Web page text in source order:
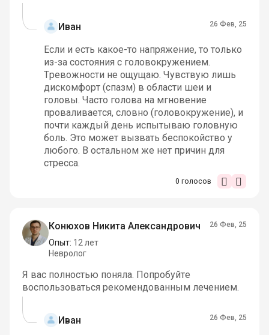
Иван 26 Фев, 25
Если и есть какое-то напряжение, то только
из-за состояния с головокружением.
Тревожности не ощущаю. Чувствую лишь
дискомфорт (спазм) в области шеи и
головы. Часто голова на мгновение
проваливается, словно (головокружение), и
почти каждый день испытываю головную
боль. Это может вызвать беспокойство у
любого. В остальном же нет причин для
стресса.
0 голосов
Конюхов Никита Александрович
Опыт: 12 лет
Невролог
26 Фев, 25
Я вас полностью поняла. Попробуйте
воспользоваться рекомендованным лечением.
Иван 26 Фев, 25